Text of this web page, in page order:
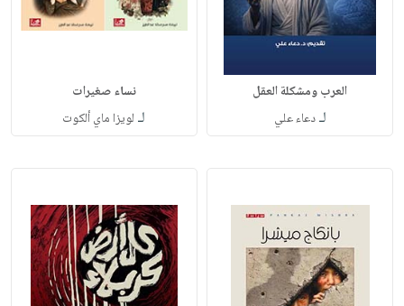
العرب ومشكلة العقل
لـدعاء علي
نساء صغيرات
لـ لويزا ماي ألكوت